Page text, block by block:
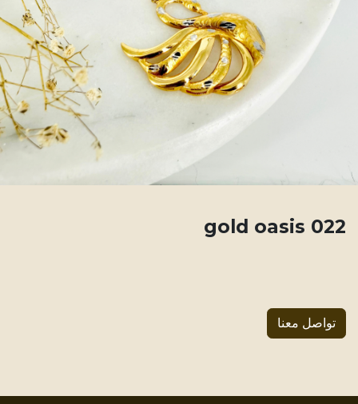
022 gold oasis
تواصل معنا